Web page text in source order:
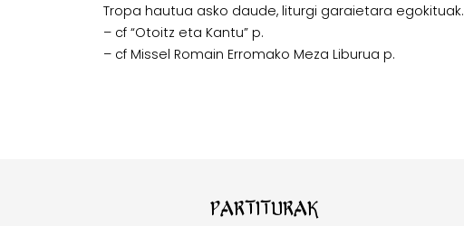
Tropa hautua asko daude, liturgi garaietara egokituak.
– cf “Otoitz eta Kantu” p.
– cf Missel Romain Erromako Meza Liburua p.
Partiturak